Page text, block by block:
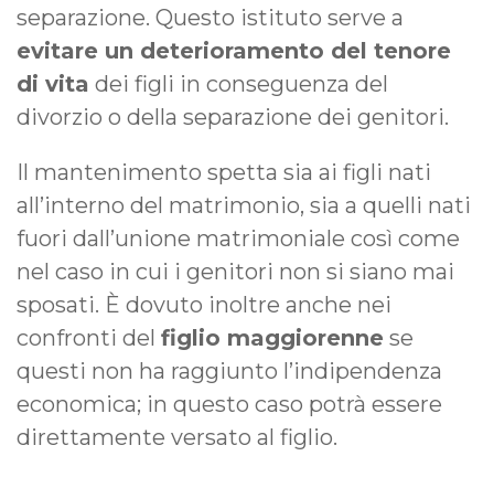
separazione. Questo istituto serve a
evitare un deterioramento del tenore
di vita dei figli in conseguenza del
divorzio o della separazione dei genitori.
Il mantenimento spetta sia ai figli nati
all’interno del matrimonio, sia a quelli nati
fuori dall’unione matrimoniale così come
nel caso in cui i genitori non si siano mai
sposati. È dovuto inoltre anche nei
confronti del figlio maggiorenne se
questi non ha raggiunto l’indipendenza
economica; in questo caso potrà essere
direttamente versato al figlio.